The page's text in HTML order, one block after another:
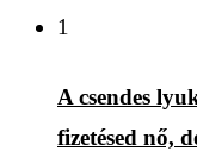
1
A csendes
fizetésed nő,